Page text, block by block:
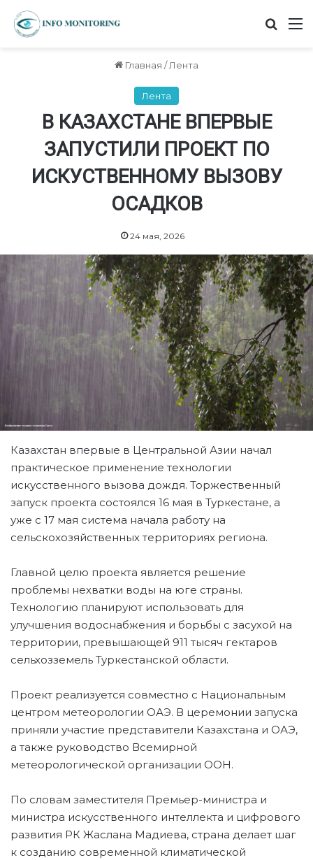
Главная / Лента
Лента
В КАЗАХСТАНЕ ВПЕРВЫЕ
ЗАПУСТИЛИ ПРОЕКТ ПО
ИСКУСТВЕННОМУ ВЫЗОВУ
ОСАДКОВ
24 мая, 2026
Казахстан впервые в Центральной Азии начал
практическое применение технологии
искусственного вызова дождя. Торжественный
запуск проекта состоялся 16 мая в Туркестане, а
уже с 17 мая система начала работу на
сельскохозяйственных территориях региона.
Главной целю проекта является решение
проблемы нехватки воды на юге страны.
Технологию планируют использовать для
улучшения водоснабжения и борьбы с засухой на
территории, превышающей 911 тысяч гектаров
сельхозземель Туркестанской области.
Проект реализуется совместно с Национальным
центром метеорологии ОАЭ. В церемонии запуска
приняли участие представители Казахстана и ОАЭ,
а также руководство Всемирной
метеорологической организации ООН.
По словам заместителя Премьер-министра и
министра искусственного интеллекта и цифрового
развития РК Жаслана Мадиева, страна делает шаг
к созданию современной климатической